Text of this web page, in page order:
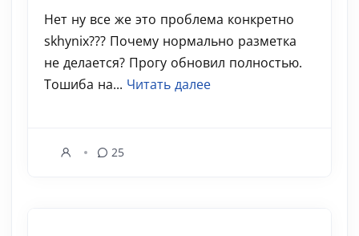
Нет ну все же это проблема конкретно
skhynix??? Почему нормально разметка
не делается? Прогу обновил полностью.
Тошиба на... Читать далее
25